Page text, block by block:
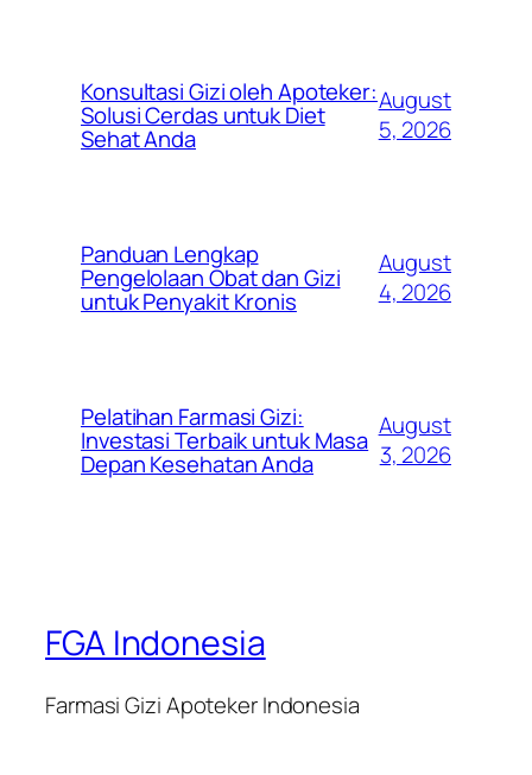
Konsultasi Gizi oleh Apoteker:
Solusi Cerdas untuk Diet
Sehat Anda
August
5, 2026
Panduan Lengkap
Pengelolaan Obat dan Gizi
untuk Penyakit Kronis
August
4, 2026
Pelatihan Farmasi Gizi:
Investasi Terbaik untuk Masa
Depan Kesehatan Anda
August
3, 2026
FGA Indonesia
Farmasi Gizi Apoteker Indonesia